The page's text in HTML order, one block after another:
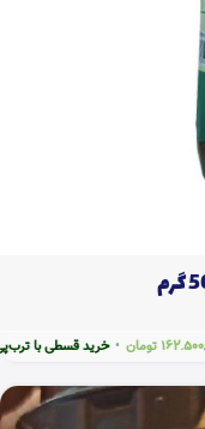
تومان • خرید قسطی با ترب‌پی بدون